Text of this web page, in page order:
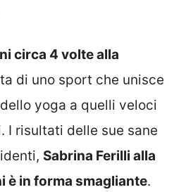
circa 4 volte alla
di uno sport che unisce
yoga a quelli veloci
I risultati delle sue sane
Sabrina Ferilli alla
è in forma smagliante.